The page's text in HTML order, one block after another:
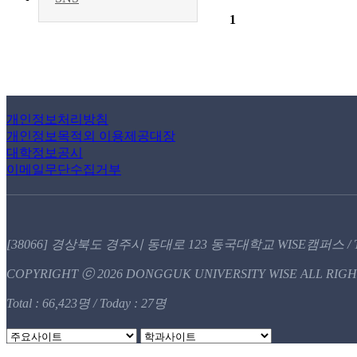
1
개인정보처리방침
개인정보목적외 이용제공대장
대학정보공시
이메일무단수집거부
[38066] 경상북도 경주시 동대로 123 동국대학교 WISE캠퍼스 /
COPYRIGHT ⓒ 2026 DONGGUK UNIVERSITY WISE ALL
Total : 66,423명 / Today : 27명